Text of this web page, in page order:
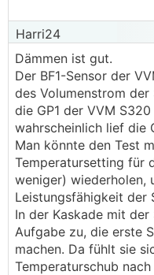
Harri24
Dämmen ist gut.
Der BF1-Sensor der
des Volumenstrom der
die GP1 der VVM
wahrscheinlich lief die
Man könnte den Test
Temperatursetting für
weniger) wiederholen,
Leistungsfähigkeit der
In der Kaskade mit
Aufgabe zu, die erste
machen. Da fühlt sie
Temperaturschub